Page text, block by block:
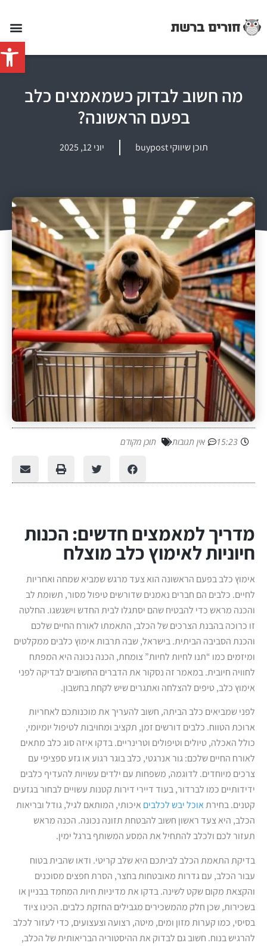
פתח
מה חשוב לבדוק כשמאמצים כלב
בפעם הראשונה?
תוכן שיווקי buypost יוני 12, 2025
15:23 אין תגובות תוכן מקודם
מדריך למאמצים חדשים: הכנות
חיוניות לאימוץ כלב מוצלח
אימוץ כלב בפעם הראשונה הוא צעד מרגש שמביא שמחה ואחריות
לחיים. כלבים הם חברים נאמנים שדורשים טיפול מסור, תשומת לב
והכנה מראש כדי להבטיח שהם יסתגלו לבית החדש וישגשגו. החלטה
זו כרוכה בהבנת הצרכים של הכלב, התאמתו לאורח החיים שלכם
והכנת הסביבה הביתית. בישראל, שבה תרבות אימוץ כלבים ממקלטים
ומיזמים כמו “תנו לחיות לחיות” צומחת, הכנה נכונה היא המפתח
לחוויה חיובית. במאמר זה נסקור את הדברים החשובים לבדיקה לפני
אימוץ כלב, טיפים להצלחה ואתגרים שיש לקחת בחשבון.
לפני שמביאים כלב הביתה, חשוב להעריך את מוכנותכם לאחריות
ארוכת הטווח. כלבים דורשים זמן, תקציב ומחויבות לטיפול יומיומי,
כולל האכלה, טיולים וטיפולים וטרינריים. בדקו איזה סוג כלב מתאים
לאורח החיים שלכם: גור אנרגטי, כלב בוגר רגוע או גזע ספציפי עם
צרכים מיוחדים. לדוגמה, משפחות עם ילדים עשויות להעדיף כלבים
ידידותיים כמו לברדור, בעוד דיירי דירות קטנות עשויים לבחור בגזעים
קטנים. בחירתאוכל יבש לכלביםאיכותי, המותאם לגיל, גודל ובריאות
הכלב, היא צעד ראשון חשוב להבטחת תזונה נכונה. הכנה מראש
תעזור לכם ולכלב להתחיל את המסע המשותף ברגל ימין.
בדיקת התאמת הכלב לביתכם היא שלב קריטי. ודאו שהבית בטוח
עבור הכלב, עם גדרות מאובטחות בחצר, הסרת חפצים מסוכנים
והקצאת מקום שקט לשינה. בדקו את מדיניות חיות המחמד בבניין או
בשכירות, שכן חלק מהמשכירים מגבילים החזקת כלבים. הכינו ציוד
בסיסי, כמו קערות מזון ומים, מיטה, רצועה וצעצועים, כדי לעזור לכלב
להרגיש בנוח. חשוב גם לבדוק את ההיסטוריה הבריאותית של הכלב,